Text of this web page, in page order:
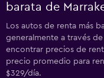
barata de
Los autos de renta más
generalmente a través
encontrar precios de
precio promedio para
$329/día.